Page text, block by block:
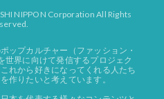
NIPPON Corporation All Rights
ップカルチャー（ファッション・
世界に向けて発信するプロジェク
れから好きになってくれる人たち
作りたいと考えています。